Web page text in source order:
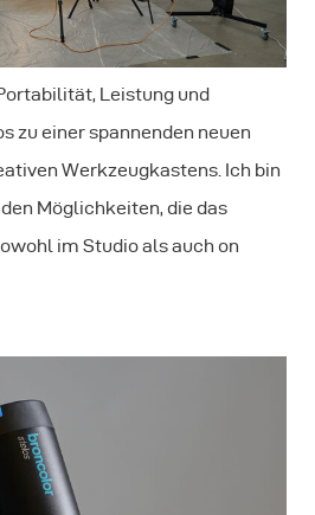
Leistung und
zu einer spannenden neuen
Werkzeugkastens. Ich bin
Möglichkeiten, die das
im Studio als auch on